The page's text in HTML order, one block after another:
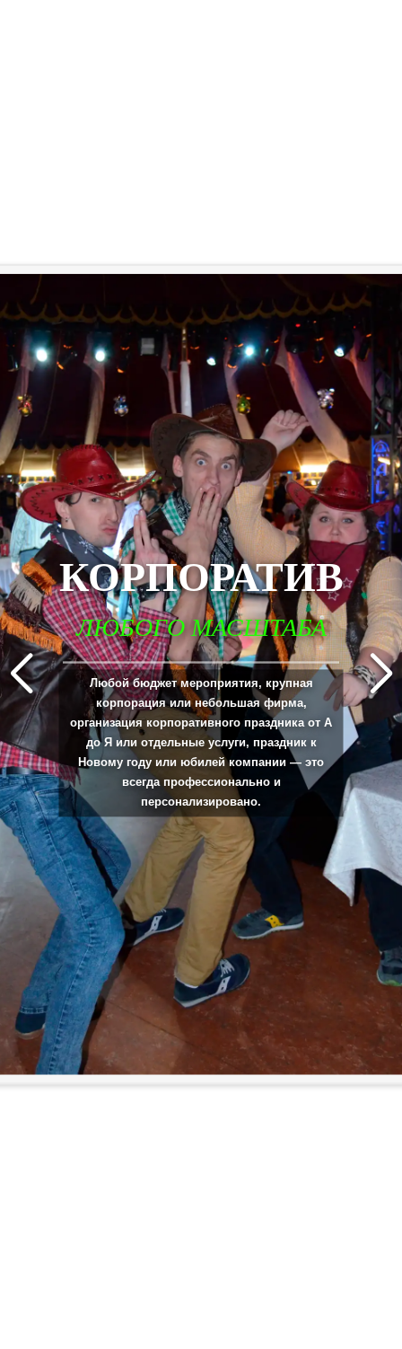
КОРПОРАТИВ
ЛЮБОГО МАСШТАБА
_____________________________________________________________________________
Любой бюджет мероприятия, крупная
корпорация или небольшая фирма,
организация корпоративного праздника от А
до Я или отдельные услуги, праздник к
Новому году или юбилей компании — это
всегда профессионально и
персонализировано.